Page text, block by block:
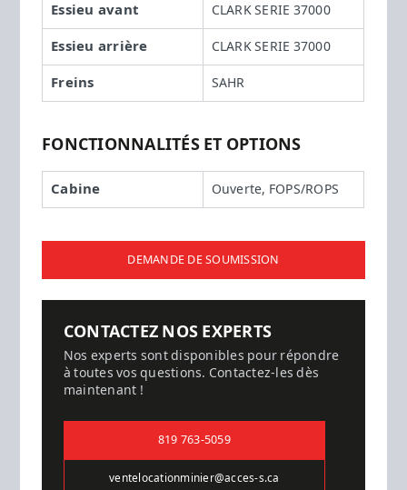
Essieu avant CLARK SERIE 37000
Essieu arrière CLARK SERIE 37000
Freins SAHR
FONCTIONNALITÉS ET OPTIONS
Cabine Ouverte, FOPS/ROPS
DEMANDE DE SOUMISSION
CONTACTEZ NOS EXPERTS
Nos experts sont disponibles pour répondre
à toutes vos questions. Contactez-les dès
maintenant !
819 763-5059
ventelocationminier@acces-s.ca